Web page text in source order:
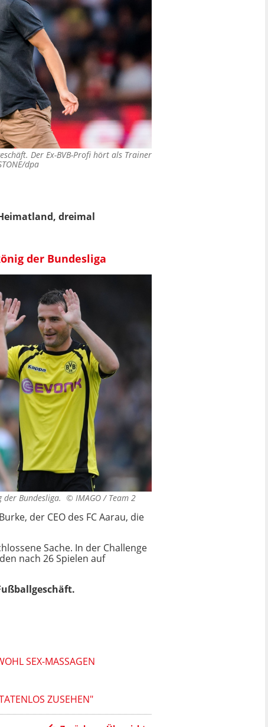
Der Ex-BVB-Profi hört als Trainer
dpa
dreimal
der Bundesliga
der Bundesliga. © IMAGO / Team 2
der CEO des FC Aarau, die
Sache. In der Challenge
nach 26 Spielen auf
SEX-MASSAGEN
ZUSEHEN"